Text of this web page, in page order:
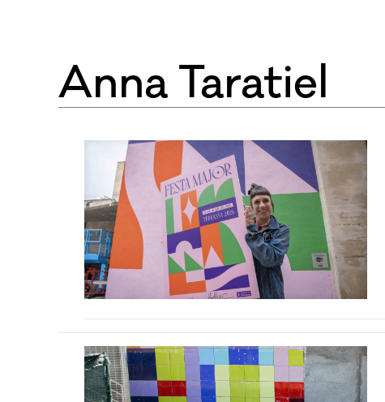
Anna Taratiel